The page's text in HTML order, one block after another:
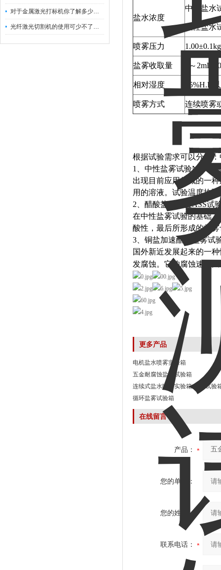
对于金属激光打标机你了解多少呢？
光纤激光切割机的使用可少不了以下步骤
盐水浓度
中性盐水
酸性盐
喷雾压力
盐雾收取量 1～2mL/
相对湿度 85%H.R
喷雾方式 连续喷雾
根据试验需求可以分为
1
、中性盐雾试验NSS
试
出现目前应用领域的一
用的溶液。试验温度均取
2 、醋酸盐雾试验ASS试
在中性盐雾试验的基础
酸性，最后所形成的盐
3 、铜盐加速醋酸盐雾试
国外新近发展起来的一
发腐蚀。它的腐蚀速度
更多产品
电机盐水喷雾实验箱
五金耐腐蚀盐雾试验箱
连续式盐水喷雾实验箱 盐雾试验
循环盐雾试验箱
在线留言
产品：
您的单位：
您的姓名：
联系电话：